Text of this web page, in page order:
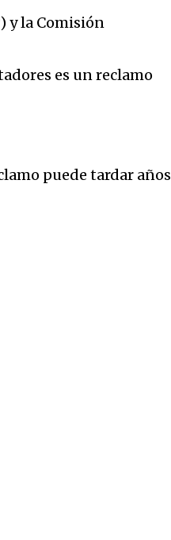
y la Comisión
es un reclamo
puede tardar años